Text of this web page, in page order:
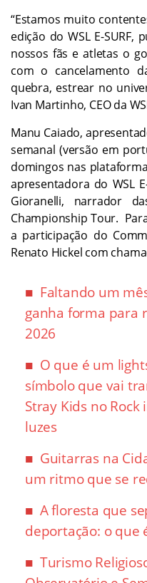
“Estamos muito
edição do WSL E-
nossos fãs e atletas o
com o cancelamento
quebra, estrear no
Ivan Martinho, CEO da
Manu Caiado,
semanal (versão em
domingos nas
apresentadora do WSL
Gioranelli, narrador
Championship Tour.
a participação do
Renato Hickel com
Faltando um
ganha forma para
2026
O que é um
símbolo que vai
Stray Kids no
luzes
Guitarras na
um ritmo que se
A floresta que
deportação: o que
Turismo